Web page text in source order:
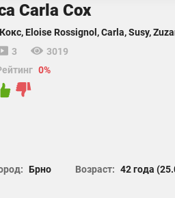
Carla Cox
Eloise Rossignol,Carla,Susy,
3
3019
0%
Брно Возраст: 42 года